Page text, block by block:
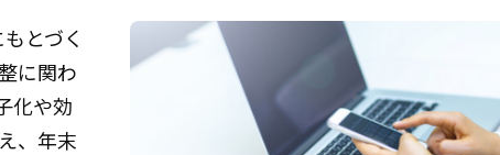
とづく
に関わ
化や効
、年末